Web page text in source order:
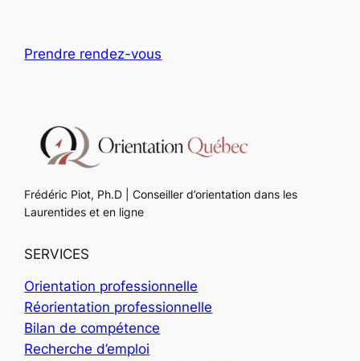
Prendre rendez-vous
Frédéric Piot, Ph.D | Conseiller d’orientation dans les
Laurentides et en ligne
SERVICES
Orientation professionnelle
Réorientation professionnelle
Bilan de compétence
Recherche d’emploi